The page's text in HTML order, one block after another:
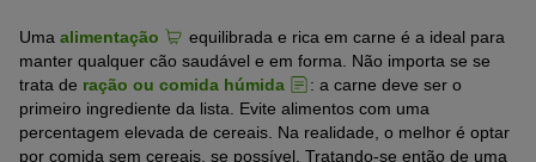
Uma alimentação
equilibrada e rica em carne é a ideal para
manter qualquer cão saudável e em forma. Não importa se se
trata de ração ou comida húmida
: a carne deve ser o
primeiro ingrediente da lista. Evite alimentos com uma
percentagem elevada de cereais. Na realidade, o melhor é optar
por comida sem cereais, se possível. Tratando-se então de uma